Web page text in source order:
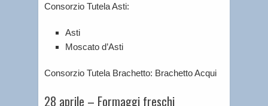
Consorzio Tutela Asti:
Asti
Moscato d’Asti
Consorzio Tutela Brachetto: Brachetto Acqui
28 aprile – Formaggi freschi